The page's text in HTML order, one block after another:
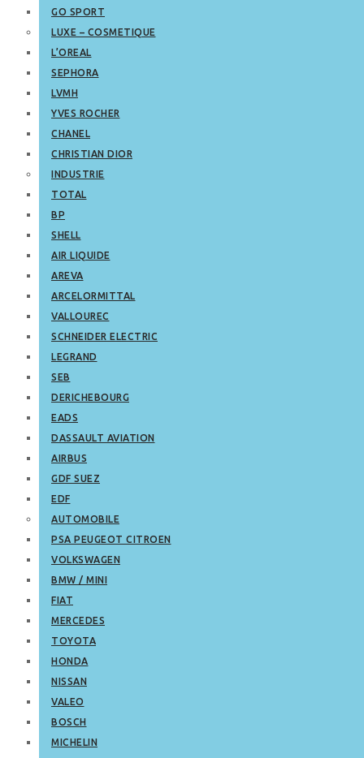
GO SPORT
LUXE – COSMETIQUE
L’OREAL
SEPHORA
LVMH
YVES ROCHER
CHANEL
CHRISTIAN DIOR
INDUSTRIE
TOTAL
BP
SHELL
AIR LIQUIDE
AREVA
ARCELORMITTAL
VALLOUREC
SCHNEIDER ELECTRIC
LEGRAND
SEB
DERICHEBOURG
EADS
DASSAULT AVIATION
AIRBUS
GDF SUEZ
EDF
AUTOMOBILE
PSA PEUGEOT CITROEN
VOLKSWAGEN
BMW / MINI
FIAT
MERCEDES
TOYOTA
HONDA
NISSAN
VALEO
BOSCH
MICHELIN